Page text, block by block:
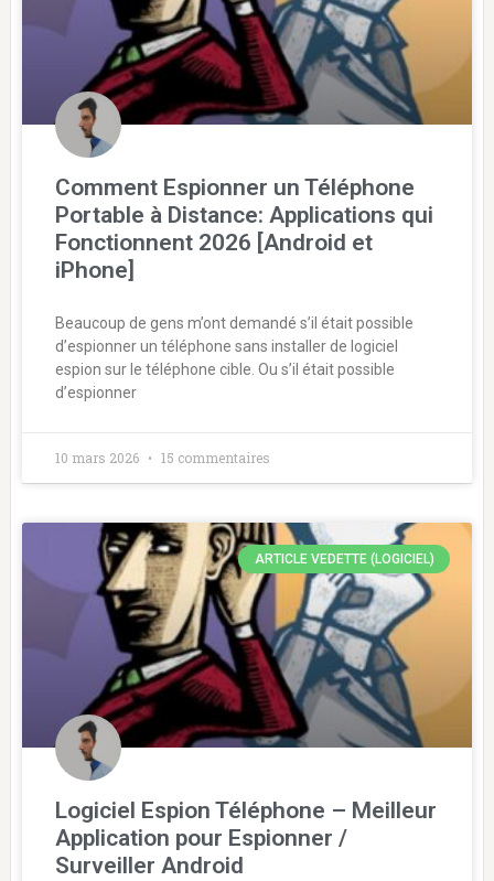
Comment Espionner un Téléphone
Portable à Distance: Applications qui
Fonctionnent 2026 [Android et
iPhone]
Beaucoup de gens m’ont demandé s’il était possible
d’espionner un téléphone sans installer de logiciel
espion sur le téléphone cible. Ou s’il était possible
d’espionner
10 mars 2026 15 commentaires
ARTICLE VEDETTE (LOGICIEL)
Logiciel Espion Téléphone – Meilleur
Application pour Espionner /
Surveiller Android